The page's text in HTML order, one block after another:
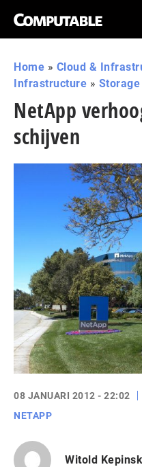
Home » Cloud &
Infrastructure » Storage
NetApp
schijven
08 JANUARI 2012 - 22:02
NETAPP
Witold